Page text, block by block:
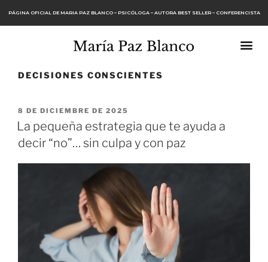
PÁGINA OFICIAL DE MARIA PAZ BLANCO – PSICÓLOGA – AUTORA BEST SELLER – CONFERENCISTA
DECISIONES CONSCIENTES
8 DE DICIEMBRE DE 2025
La pequeña estrategia que te ayuda a
decir “no”… sin culpa y con paz